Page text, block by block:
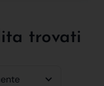
trovati